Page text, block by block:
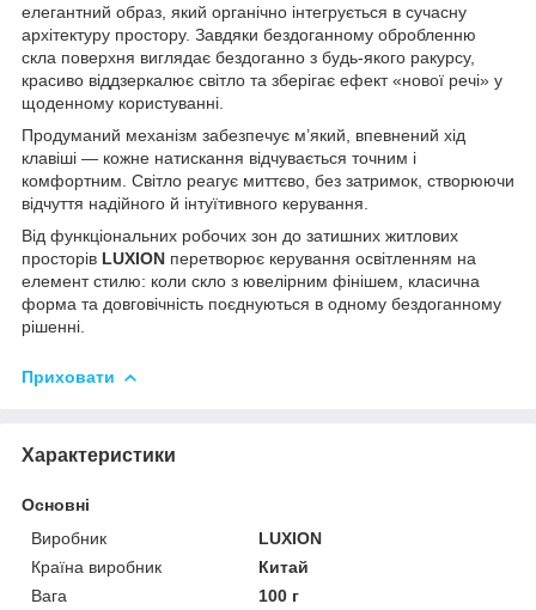
елегантний образ, який органічно інтегрується в сучасну
архітектуру простору. Завдяки бездоганному обробленню
скла поверхня виглядає бездоганно з будь-якого ракурсу,
красиво віддзеркалює світло та зберігає ефект «нової речі» у
щоденному користуванні.
Продуманий механізм забезпечує м’який, впевнений хід
клавіші — кожне натискання відчувається точним і
комфортним. Світло реагує миттєво, без затримок, створюючи
відчуття надійного й інтуїтивного керування.
Від функціональних робочих зон до затишних житлових
просторів LUXION перетворює керування освітленням на
елемент стилю: коли скло з ювелірним фінішем, класична
форма та довговічність поєднуються в одному бездоганному
рішенні.
Приховати
Характеристики
Основні
Виробник
LUXION
Країна виробник
Китай
Вага
100 г